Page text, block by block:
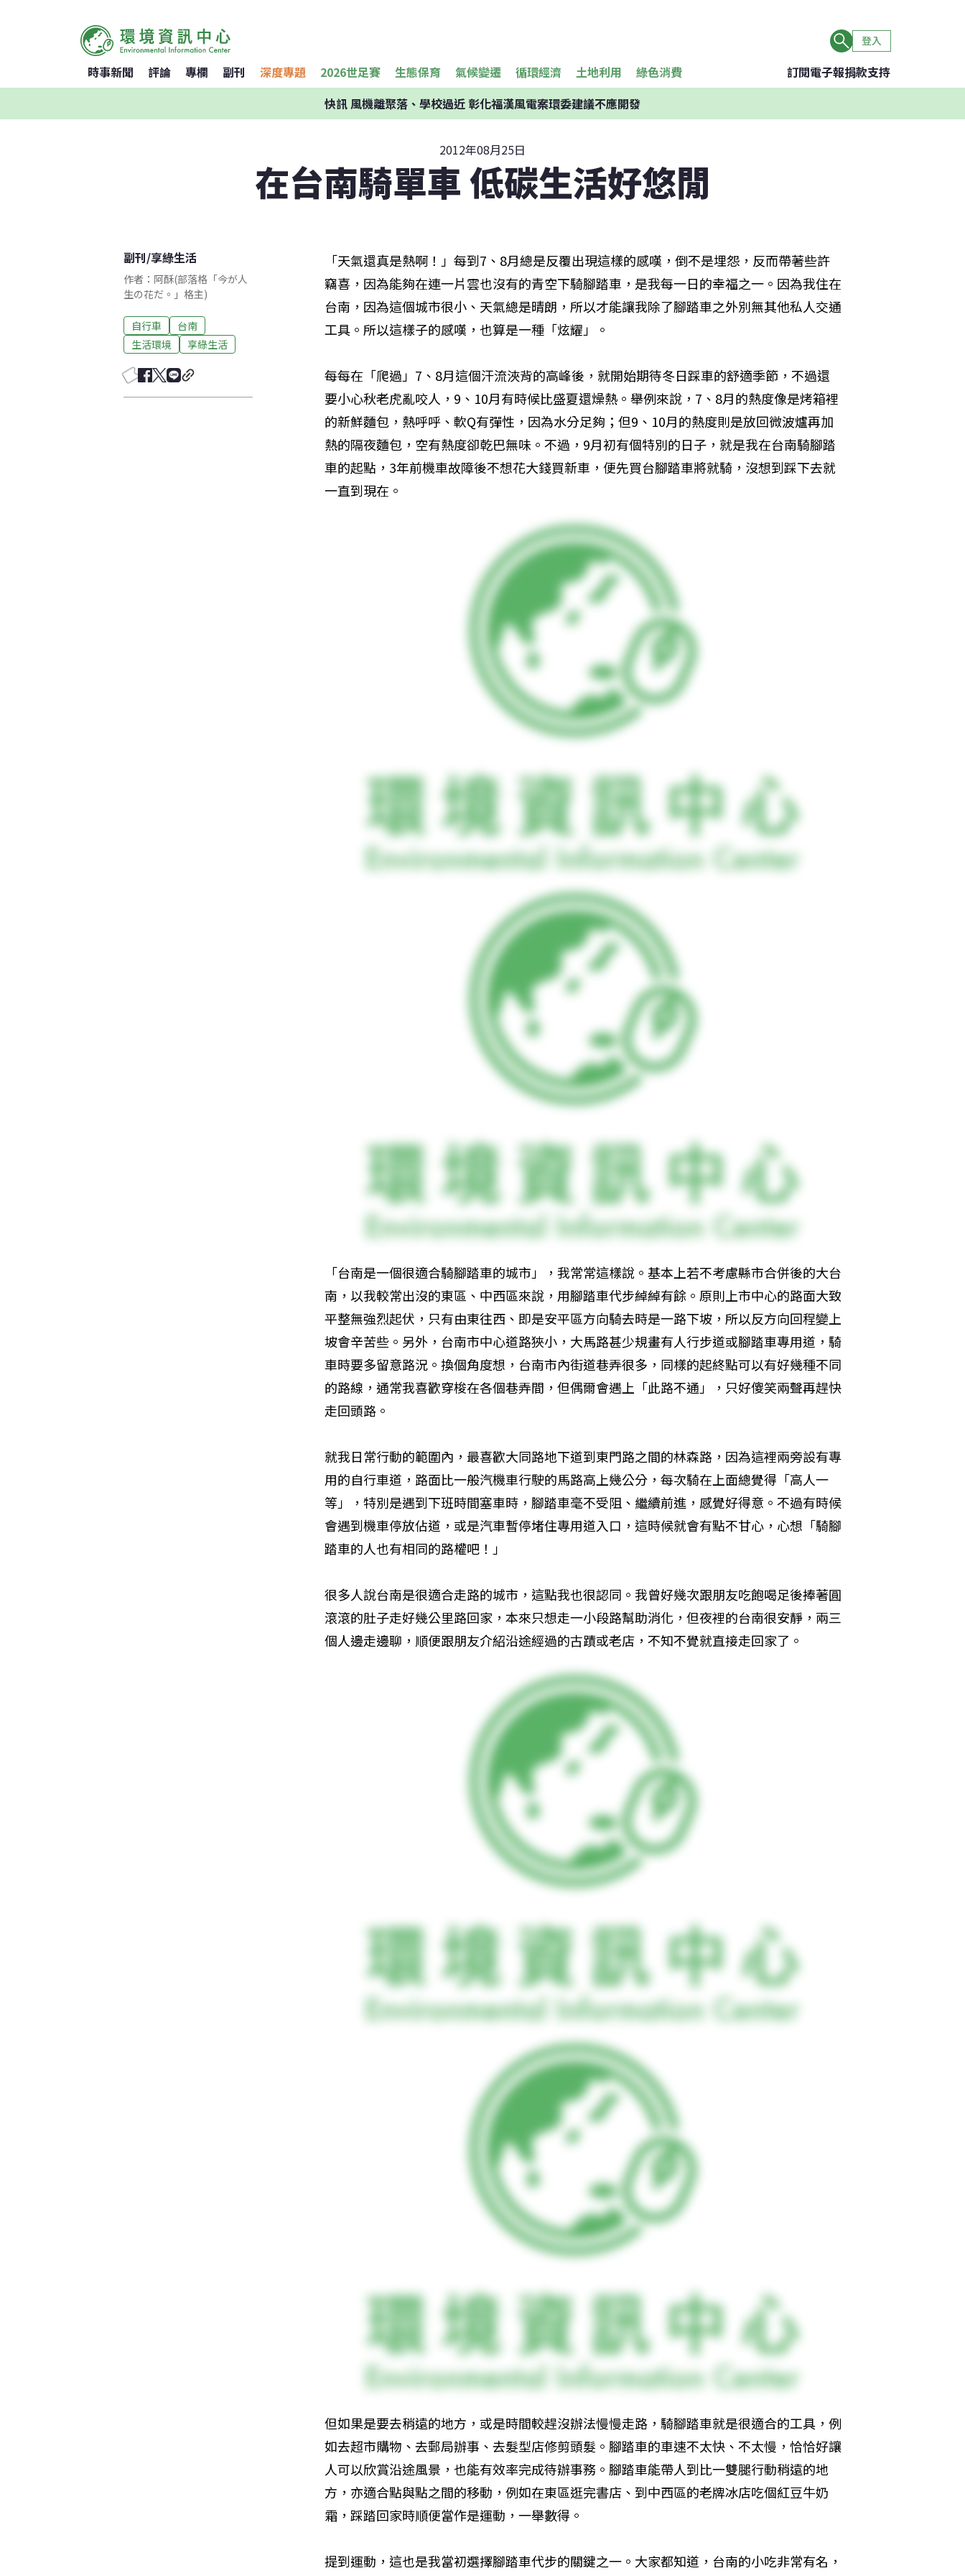
登入
時事新聞 評論 專欄 副刊 深度專題 2026世足賽 生態保育 氣候變遷 循環經濟 土地利用 綠色消費 訂閱電子報捐款支持
快訊風機離聚落、學校過近 彰化福漢風電案環委建議不應開發
2012年08月25日
在台南騎單車 低碳生活好悠閒
副刊/享綠生活
作者：阿酥(部落格「今が人
生の花だ。」格主)
自行車
台南
生活環境
享綠生活
「天氣還真是熱啊！」每到7、8月總是反覆出現這樣的感嘆，倒不是埋怨，反而帶著些許
竊喜，因為能夠在連一片雲也沒有的青空下騎腳踏車，是我每一日的幸福之一。因為我住在
台南，因為這個城市很小、天氣總是晴朗，所以才能讓我除了腳踏車之外別無其他私人交通
工具。所以這樣子的感嘆，也算是一種「炫耀」。
每每在「爬過」7、8月這個汗流浹背的高峰後，就開始期待冬日踩車的舒適季節，不過還
要小心秋老虎亂咬人，9、10月有時候比盛夏還燥熱。舉例來說，7、8月的熱度像是烤箱裡
的新鮮麵包，熱呼呼、軟Q有彈性，因為水分足夠；但9、10月的熱度則是放回微波爐再加
熱的隔夜麵包，空有熱度卻乾巴無味。不過，9月初有個特別的日子，就是我在台南騎腳踏
車的起點，3年前機車故障後不想花大錢買新車，便先買台腳踏車將就騎，沒想到踩下去就
一直到現在。
「台南是一個很適合騎腳踏車的城市」，我常常這樣說。基本上若不考慮縣市合併後的大台
南，以我較常出沒的東區、中西區來說，用腳踏車代步綽綽有餘。原則上市中心的路面大致
平整無強烈起伏，只有由東往西、即是安平區方向騎去時是一路下坡，所以反方向回程變上
坡會辛苦些。另外，台南市中心道路狹小，大馬路甚少規畫有人行步道或腳踏車專用道，騎
車時要多留意路況。換個角度想，台南市內街道巷弄很多，同樣的起終點可以有好幾種不同
的路線，通常我喜歡穿梭在各個巷弄間，但偶爾會遇上「此路不通」，只好傻笑兩聲再趕快
走回頭路。
就我日常行動的範圍內，最喜歡大同路地下道到東門路之間的林森路，因為這裡兩旁設有專
用的自行車道，路面比一般汽機車行駛的馬路高上幾公分，每次騎在上面總覺得「高人一
等」，特別是遇到下班時間塞車時，腳踏車毫不受阻、繼續前進，感覺好得意。不過有時候
會遇到機車停放佔道，或是汽車暫停堵住專用道入口，這時候就會有點不甘心，心想「騎腳
踏車的人也有相同的路權吧！」
很多人說台南是很適合走路的城市，這點我也很認同。我曾好幾次跟朋友吃飽喝足後捧著圓
滾滾的肚子走好幾公里路回家，本來只想走一小段路幫助消化，但夜裡的台南很安靜，兩三
個人邊走邊聊，順便跟朋友介紹沿途經過的古蹟或老店，不知不覺就直接走回家了。
但如果是要去稍遠的地方，或是時間較趕沒辦法慢慢走路，騎腳踏車就是很適合的工具，例
如去超市購物、去郵局辦事、去髮型店修剪頭髮。腳踏車的車速不太快、不太慢，恰恰好讓
人可以欣賞沿途風景，也能有效率完成待辦事務。腳踏車能帶人到比一雙腿行動稍遠的地
方，亦適合點與點之間的移動，例如在東區逛完書店、到中西區的老牌冰店吃個紅豆牛奶
霜，踩踏回家時順便當作是運動，一舉數得。
提到運動，這也是我當初選擇腳踏車代步的關鍵之一。大家都知道，台南的小吃非常有名，